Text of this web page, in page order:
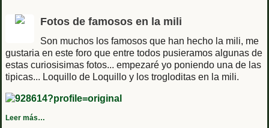
Fotos de famosos en la mili
Son muchos los famosos que han hecho la mili, me
gustaria en este foro que entre todos pusieramos algunas de
estas curiosisimas fotos... empezaré yo poniendo una de las
tipicas... Loquillo de Loquillo y los trogloditas en la mili.
Leer más…